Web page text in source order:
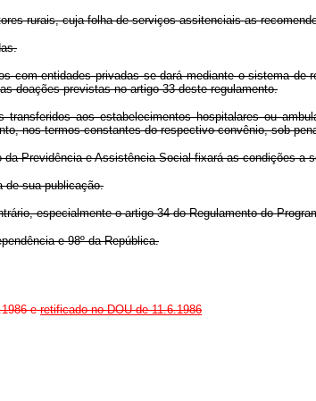
rurais, cuja folha de serviços assitenciais as
com entidades privadas se dará mediante o sistema
doações previstas no artigo 33 deste regulamento.
transferidos aos estabelecimentos hospitalares ou
nos termos constantes do respectivo convênio, sob
Previdência e Assistência Social fixará as condições a
de sua publicação.
especialmente o artigo 34 do Regulamento do
e 98º da República.
eretificado no DOU de 11.6.1986